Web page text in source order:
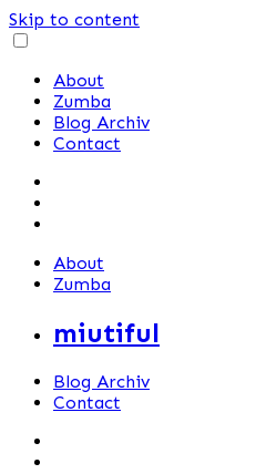
Skip to content
About
Zumba
Blog Archiv
Contact
About
Zumba
miutiful
Blog Archiv
Contact